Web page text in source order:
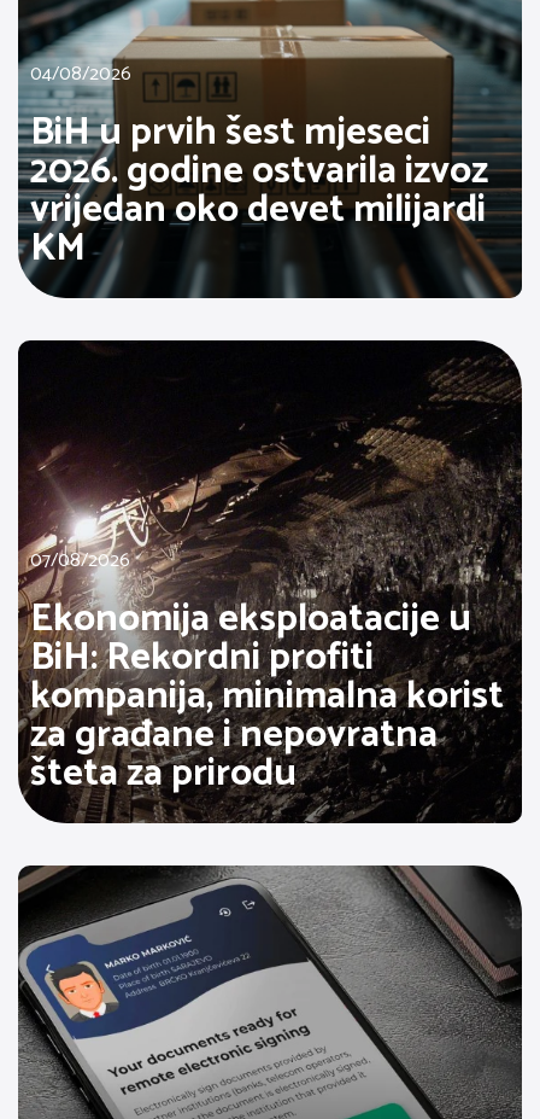
04/08/2026
BiH u prvih šest mjeseci
2026. godine ostvarila izvoz
vrijedan oko devet milijardi
KM
07/08/2026
Ekonomija eksploatacije u
BiH: Rekordni profiti
kompanija, minimalna korist
za građane i nepovratna
šteta za prirodu